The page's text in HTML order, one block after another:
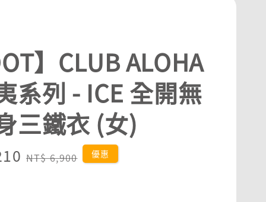
】CLUB ALOHA
系列 - ICE 全開無
三鐵衣 (女)
Regular
NT$ 6,900 優惠